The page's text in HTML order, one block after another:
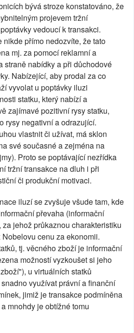
bývá stroze konstatováno, že
projevem tržní
vedoucí k transakci.
nikde přímo nedozvíte, že tato
mj. za pomocí reklamní a
straně nabídky a při důchodové
Nabízející, aby prodal za co
vyvolat u poptávky iluzi
statku, který nabízí a
zajímavé pozitivní rysy statku,
rysy negativní a odrazující.
vlastnit či užívat, má sklon
své současné a zejména na
Proto se poptávající nezřídka
tržní transakce na dluh i při
či produkční motivaci.
iluzí se zvyšuje všude tam, kde
převaha (informační
jehož průkaznou charakteristiku
cenu za ekonomii.
tj. věcného zboží je informační
možností vyzkoušet si jeho
u virtuálních statků
využívat právní a finanční
jimiž je transakce podmíněna
mnohdy je obtížné tomu